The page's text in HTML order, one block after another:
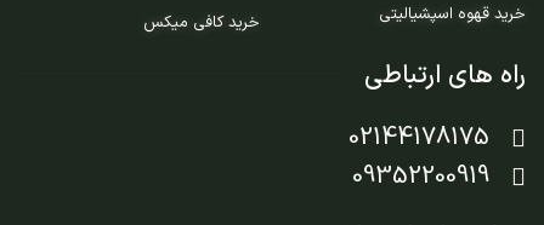
خرید قهوه اسپشیالیتی
خرید کافی میکس
راه های ارتباطی
02144178175
09352200919